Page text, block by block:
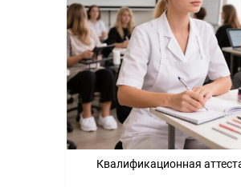
Квалификационная